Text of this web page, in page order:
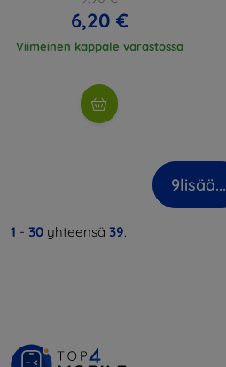
6,20 €
Viimeinen kappale varastossa
9lisää...
1 - 30 yhteensä 39.